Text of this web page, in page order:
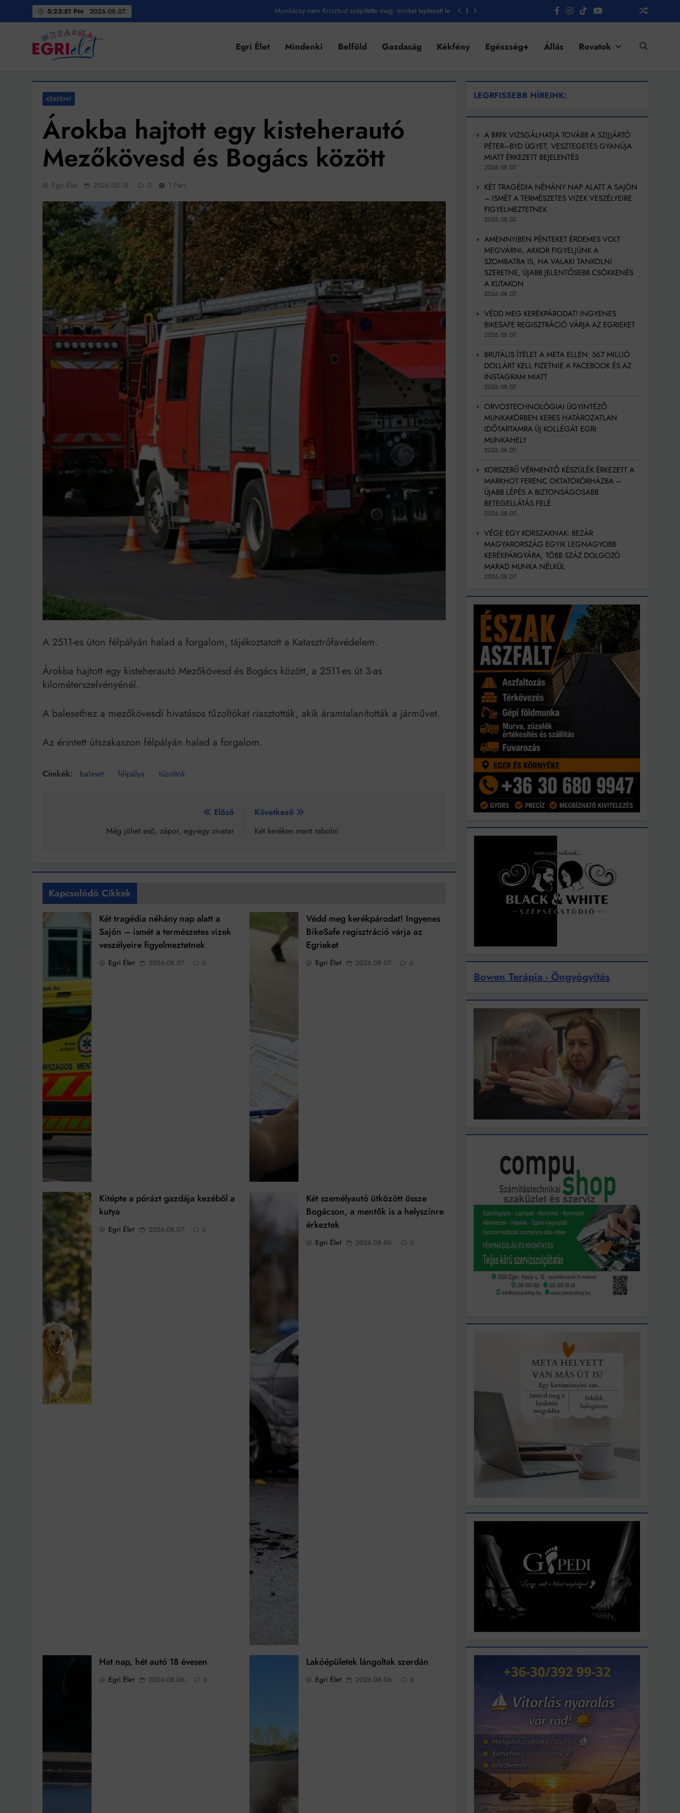
5:23:53 PM 2026.08.07.
Munkácsy nem Krisztust szépítette meg: minket leplezett le
Amikor a Tetris boldogabbá tesz, mint a szerelem
Az öregség nem csak ránc?
Az ördög még mindig Pradát visel. De te miért öltözöl hozzá?
Mindenki a világot akarja uralni – de nem csak a 80-as években
Bitumenes lapostetők: a bevált technológia akkor működik, ha jól van felújítva
Ingatlanpiaci szakértők szerint akár 5 százalékkal is nőhetnek a bérleti díjak a ponthatárhirdetés
után az egyetemi városokban
Munkácsy nem Krisztust szépítette meg: minket leplezett le
Ahol köszönnek, ott még van város
Amikor a Tetris boldogabbá tesz, mint a szerelem
Létezik tökéletes élet: Truman is elhitte
Karinthy Frigyes: a zseni, aki belenézett a saját koponyájába
Ki akarsz törni. De miből?
Az öregség nem csak ránc?
Az ördög még mindig Pradát visel. De te miért öltözöl hozzá?
Móricz Zsigmond: falusi író vagy boncmester?
Mindenki a világot akarja uralni – de nem csak a 80-as években
Bitumenes lapostetők: a bevált technológia akkor működik, ha jól van felújítva
Egri Élet
Egri Élet Mindenki Belföld Gazdaság Kékfény Egészség+ Állás Rovatok
KÉKFÉNY
Árokba hajtott egy kisteherautó
Mezőkövesd és Bogács között
Egri Élet 2026.05.18. 0 1 Perc
A 2511-es úton félpályán halad a forgalom, tájékoztatott a Katasztrófavédelem.
Árokba hajtott egy kisteherautó Mezőkövesd és Bogács között, a 2511-es út 3-as
kilométerszelvényénél.
A balesethez a mezőkövesdi hivatásos tűzoltókat riasztották, akik áramtalanították a járművet.
Az érintett útszakaszon félpályán halad a forgalom.
baleset félpálya tűzoltók
Előző
Még jöhet eső, zápor, egy-egy zivatar
Következő
Két keréken ment rabolni
Kapcsolódó Cikkek
Két tragédia néhány nap alatt a
Sajón – ismét a természetes vizek
veszélyeire figyelmeztetnek
Egri Élet 2026.08.07. 0
Védd meg kerékpárodat! Ingyenes
BikeSafe regisztráció várja az
Egrieket
Egri Élet 2026.08.07. 0
Kitépte a pórázt gazdája kezéből a
kutya
Egri Élet 2026.08.07. 0
Két személyautó ütközött össze
Bogácson, a mentők is a helyszínre
érkeztek
Egri Élet 2026.08.06. 0
Hat nap, hét autó 18 évesen
Egri Élet 2026.08.06. 0
Lakóépületek lángoltak szerdán
Egri Élet 2026.08.06. 0
LEGRFISSEBB HÍREINK:
A BRFK VIZSGÁLHATJA TOVÁBB A SZIJJÁRTÓ
PÉTER–BYD ÜGYET, VESZTEGETÉS GYANÚJA
MIATT ÉRKEZETT BEJELENTÉS
2026.08.07.
KÉT TRAGÉDIA NÉHÁNY NAP ALATT A SAJÓN
– ISMÉT A TERMÉSZETES VIZEK VESZÉLYEIRE
FIGYELMEZTETNEK
2026.08.07.
AMENNYIBEN PÉNTEKET ÉRDEMES VOLT
MEGVÁRNI, AKKOR FIGYELJÜNK A
SZOMBATRA IS, HA VALAKI TANKOLNI
SZERETNE, ÚJABB JELENTŐSEBB CSÖKKENÉS
A KUTAKON
2026.08.07.
VÉDD MEG KERÉKPÁRODAT! INGYENES
BIKESAFE REGISZTRÁCIÓ VÁRJA AZ EGRIEKET
2026.08.07.
BRUTÁLIS ÍTÉLET A META ELLEN: 567 MILLIÓ
DOLLÁRT KELL FIZETNIE A FACEBOOK ÉS AZ
INSTAGRAM MIATT
2026.08.07.
ORVOSTECHNOLÓGIAI ÜGYINTÉZŐ
MUNKAKÖRBEN KERES HATÁROZATLAN
IDŐTARTAMRA ÚJ KOLLÉGÁT EGRI
MUNKAHELY
2026.08.07.
KORSZERŰ VÉRMENTŐ KÉSZÜLÉK ÉRKEZETT A
MARKHOT FERENC OKTATÓKÓRHÁZBA –
ÚJABB LÉPÉS A BIZTONSÁGOSABB
BETEGELLÁTÁS FELÉ
2026.08.07.
VÉGE EGY KORSZAKNAK: BEZÁR
MAGYARORSZÁG EGYIK LEGNAGYOBB
KERÉKPÁRGYÁRA, TÖBB SZÁZ DOLGOZÓ
MARAD MUNKA NÉLKÜL
2026.08.07.
Bowen Terápia - Öngyógyítás